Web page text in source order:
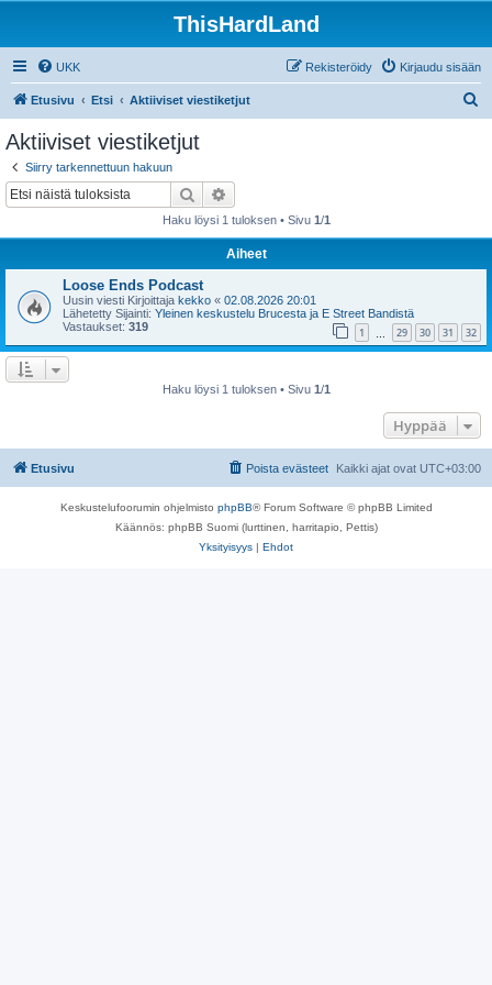
ThisHardLand
UKK Kirjaudu sisään
Rekisteröidy
Etusivu Etsi Aktiiviset viestiketjut
Aktiiviset viestiketjut
Siirry tarkennettuun hakuun
Etsi
Haku löysi 1 tuloksen • Sivu 1/1
Aiheet
Loose Ends Podcast
Uusin viesti Kirjoittaja kekko « 02.08.2026 20:01
Lähetetty Sijainti: Yleinen keskustelu Brucesta ja E Street Bandistä
Vastaukset: 319 1 29 30 31 32
Haku löysi 1 tuloksen • Sivu 1/1
Hyppää
Etusivu Kaikki ajat ovat UTC+03:00
Poista evästeet
Keskustelufoorumin ohjelmisto phpBB® Forum Software © phpBB Limited
Käännös: phpBB Suomi (lurttinen, harritapio, Pettis)
Yksityisyys | Ehdot